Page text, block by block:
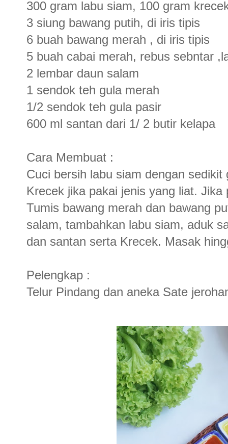
300 gram labu siam, 100 gram
3 siung bawang putih, di iris tipis
6 buah bawang merah , di iris tipis
5 buah cabai merah, rebus sebntar
2 lembar daun salam
1 sendok teh gula merah
1/2 sendok teh gula pasir
600 ml santan dari 1/ 2 butir kelapa
Cara Membuat :
Cuci bersih labu siam dengan
Krecek jika pakai jenis yang liat.
Tumis bawang merah dan bawang
salam, tambahkan labu siam, aduk
dan santan serta Krecek. Masak
Pelengkap :
Telur Pindang dan aneka Sate